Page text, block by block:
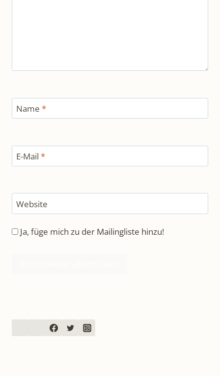
Name *
E-Mail *
Website
Ja, füge mich zu der Mailingliste hinzu!